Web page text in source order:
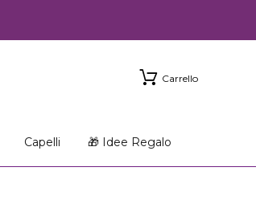
Carrello
Capelli 🎁 Idee Regalo